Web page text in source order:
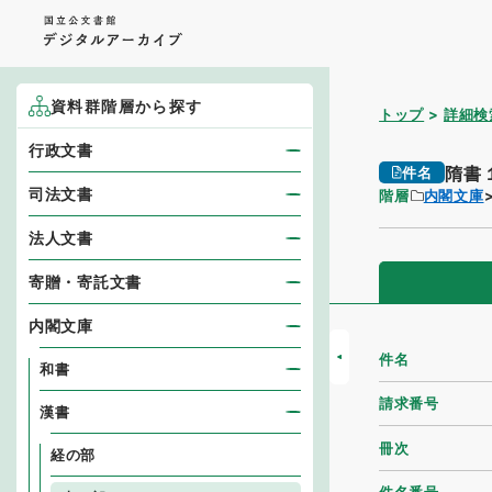
トップ 詳細
件名 隋書
階層 内閣文庫
件名
請求番号
冊次
資料群階層から探す
行政文書
司法文書
法人文書
寄贈・寄託文書
内閣文庫
和書
漢書
経の部